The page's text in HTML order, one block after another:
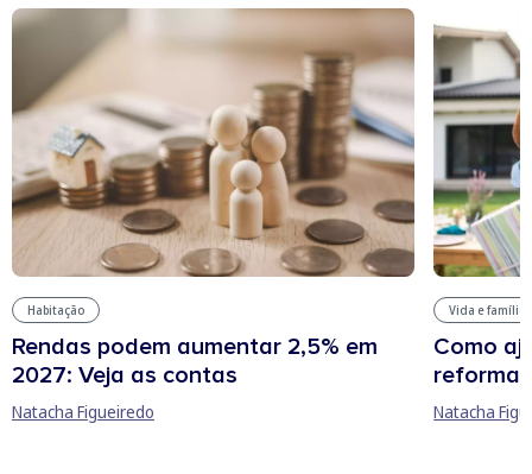
Habitação
Rendas podem aumentar 2,5% em
2027: Veja as contas
Natacha Figueiredo
Vida e família
Como
reforma
Natacha